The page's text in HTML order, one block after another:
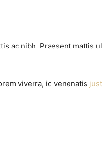
ac nibh. Praesent
viverra, id venenatis